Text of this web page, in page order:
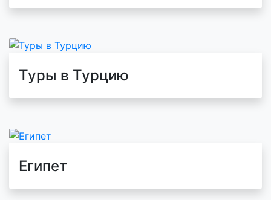
Туры в Турцию
Египет